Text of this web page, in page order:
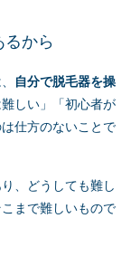
るから
自分で脱毛器を操
しい」「初心者が
仕方のないことで
、どうしても難し
まで難しいもので